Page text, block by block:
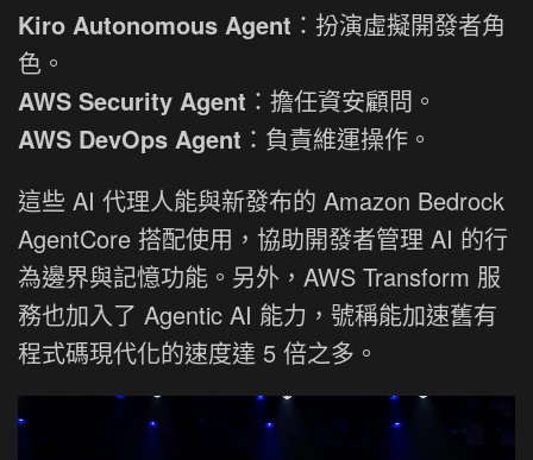
Kiro Autonomous Agent ：扮演虛擬開發者角
色。
AWS Security Agent ：擔任資安顧問。
AWS DevOps Agent ：負責維運操作。
這些 AI 代理人能與新發布的 Amazon Bedrock
AgentCore 搭配使用，協助開發者管理 AI 的行
為邊界與記憶功能。另外，AWS Transform 服
務也加入了 Agentic AI 能力，號稱能加速舊有
程式碼現代化的速度達 5 倍之多。